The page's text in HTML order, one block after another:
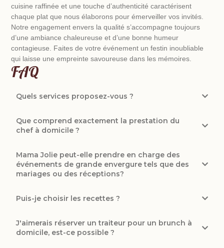
cuisine raffinée et une touche d’authenticité caractérisent
chaque plat que nous élaborons pour émerveiller vos invités.
Notre engagement envers la qualité s’accompagne toujours
d’une ambiance chaleureuse et d’une bonne humeur
contagieuse. Faites de votre événement un festin inoubliable
qui laisse une empreinte savoureuse dans les mémoires.
FAQ
Quels services proposez-vous ?
Que comprend exactement la prestation du
chef à domicile ?
Mama Jolie peut-elle prendre en charge des
événements de grande envergure tels que des
mariages ou des réceptions?
Puis-je choisir les recettes ?
J'aimerais réserver un traiteur pour un brunch à
domicile, est-ce possible ?